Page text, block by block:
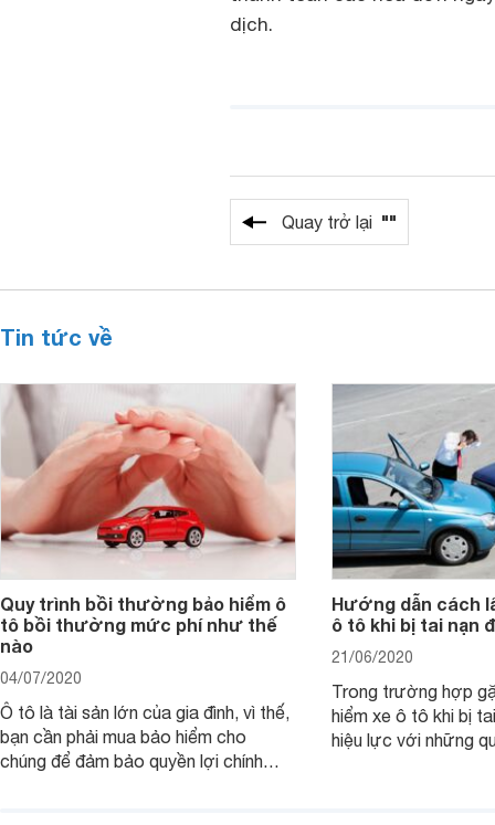
dịch.
Quay trở lại ""
Tin tức về
Quy trình bồi thường bảo hiểm ô
tô bồi thường mức phí như thế
nào
04/07/2020
Ô tô là tài sản lớn của gia đình, vì thế,
bạn cần phải mua bảo hiểm cho
chúng để đảm bảo quyền lợi chính
Hướng dẫn cách
ô tô khi bị tai nạn
21/06/2020
Trong trường hợp
hiểm xe ô tô khi bị
hiệu lực với những